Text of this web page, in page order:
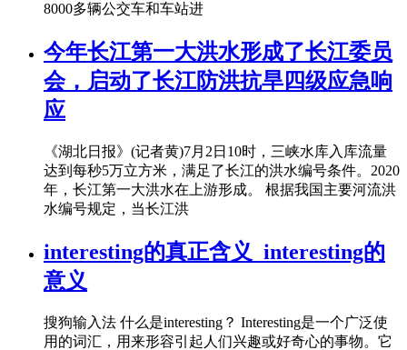
8000多辆公交车和车站进
今年长江第一大洪水形成了长江委员
会，启动了长江防洪抗旱四级应急响
应
《湖北日报》(记者黄)7月2日10时，三峡水库入库流量
达到每秒5万立方米，满足了长江的洪水编号条件。2020
年，长江第一大洪水在上游形成。 根据我国主要河流洪
水编号规定，当长江洪
interesting的真正含义_interesting的
意义
搜狗输入法 什么是interesting？ Interesting是一个广泛使
用的词汇，用来形容引起人们兴趣或好奇心的事物。它